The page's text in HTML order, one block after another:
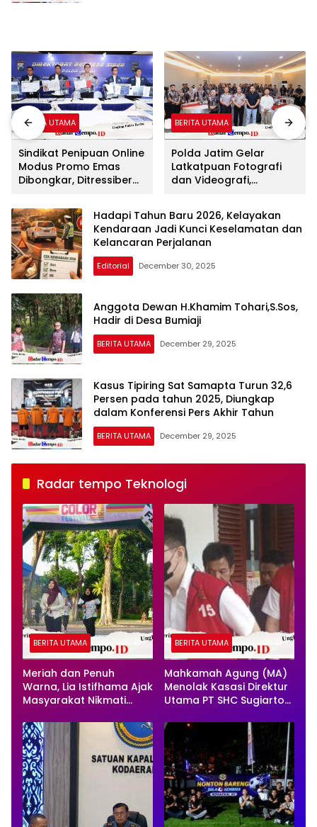
BERITA UTAMA
Sindikat Penipuan Online
Modus Promo Emas
Dibongkar, Ditressiber
Lima Tersangka, Empat
Beraksi dari Dalam
Lapas
BERITA UTAMA
Polda Jatim Gelar
Latkatpuan Fotografi
dan Videografi,
Hadapi Tahun Baru 2026, Kelayakan
Kendaraan Jadi Kunci Keselamatan dan
Kelancaran Perjalanan
Editorial December 30, 2025
Anggota Dewan H.Khamim Tohari,S.Sos,
Hadir di Desa Bumiaji
BERITA UTAMA December 29, 2025
Kasus Tipiring Sat Samapta Turun 32,6
Persen pada tahun 2025, Diungkap
dalam Konferensi Pers Akhir Tahun
BERITA UTAMA December 29, 2025
Radar tempo Teknologi
BERITA UTAMA
Meriah dan Penuh
Warna, Lia Istifhama Ajak
Masyarakat Nikmati
BERITA UTAMA
Mahkamah Agung (MA)
Menolak Kasasi Direktur
Utama PT SHC Sugiarto
PT SHC Steven Sinugroho